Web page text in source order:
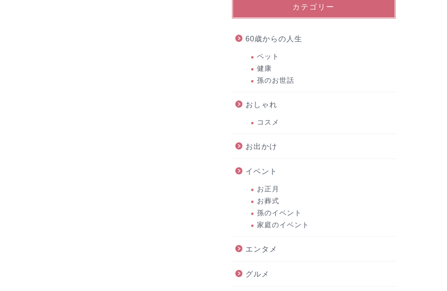
カテゴリー
60歳からの人生
ペット
健康
孫のお世話
おしゃれ
コスメ
お出かけ
イベント
お正月
お葬式
孫のイベント
家庭のイベント
エンタメ
グルメ